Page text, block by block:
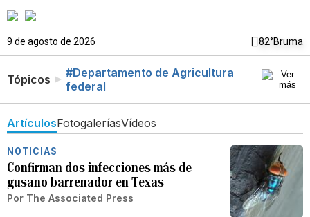
9 de agosto de 2026 82°Bruma
Tópicos
#Departamento de Agricultura
federal
ArtículosFotogaleríasVídeos
NOTICIAS
Confirman dos infecciones más de
gusano barrenador en Texas
Por The Associated Press